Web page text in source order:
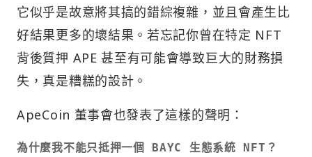
它似乎是故意將其搞的錯綜複雜，並且會產生比
好結果更多的壞結果。若忘記你曾在特定 NFT
背後質押 APE 甚至有可能會導致巨大的財務損
失，真是糟糕的設計。
ApeCoin 董事會也發表了這樣的聲明：